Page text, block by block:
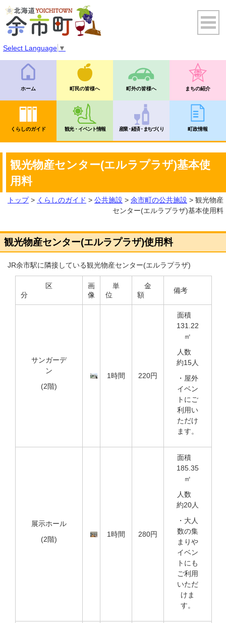
Select Language ▼
ホーム 町民の皆様へ 町外の皆様へ まちの紹介
くらしのガイド 観光・イベント情報 産業・経済・まちづくり 町政情報
観光物産センター(エルラプラザ)基本使
用料
トップ> くらしのガイド > 公共施設 > 余市町の公共施設 > 観光物産
センター(エルラプラザ)基本使用料
観光物産センター(エルラプラザ)使用料
JR余市駅に隣接している観光物産センター(エルラプラザ)
区
分
画
像
単
位
金
額
備考
サンガーデ
ン
(2階)
1時間 220円
面積
131.22
㎡
人数
約15人
・屋外
イベン
トにご
利用い
ただけ
ます。
展示ホール
(2階)
1時間 280円
面積
185.35
㎡
人数
約20人
・大人
数の集
まりや
イベン
トにも
ご利用
いただ
けま
す。